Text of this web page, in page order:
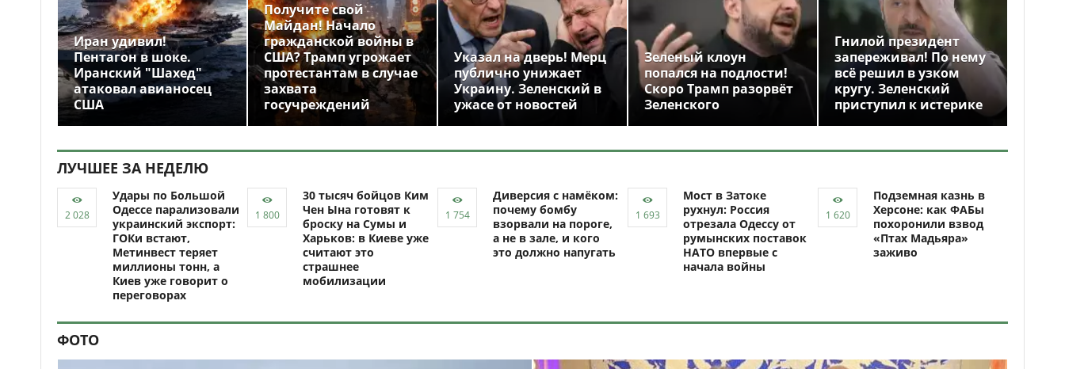
Иран удивил!
Пентагон в шоке.
Иранский "Шахед"
атаковал авианосец
США
Получите свой
Майдан! Начало
гражданской войны в
США? Трамп угрожает
протестантам в случае
захвата
госучреждений
Указал на дверь! Мерц
публично унижает
Украину. Зеленский в
ужасе от новостей
Зеленый клоун
попался на подлости!
Скоро Трамп разорвёт
Зеленского
Гнилой президент
запереживал! По нему
всё решил в узком
кругу. Зеленский
приступил к истерике
ЛУЧШЕЕ ЗА НЕДЕЛЮ
Удары по Большой
Одессе парализовали
украинский экспорт:
ГОКи встают,
Метинвест теряет
миллионы тонн, а
Киев уже говорит о
переговорах
30 тысяч бойцов Ким
Чен Ына готовят к
броску на Сумы и
Харьков: в Киеве уже
считают это
страшнее
мобилизации
Диверсия с намёком:
почему бомбу
взорвали на пороге,
а не в зале, и кого
это должно напугать
Мост в Затоке
рухнул: Россия
отрезала Одессу от
румынских поставок
НАТО впервые с
начала войны
Подземная казнь в
Херсоне: как ФАБы
похоронили взвод
«Птах Мадьяра»
заживо
ФОТО